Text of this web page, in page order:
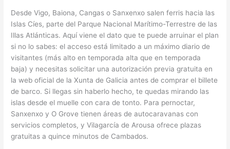
Desde Vigo, Baiona, Cangas o Sanxenxo salen ferris hacia las
Islas Cíes, parte del Parque Nacional Marítimo-Terrestre de las
Illas Atlánticas. Aquí viene el dato que te puede arruinar el plan
si no lo sabes: el acceso está limitado a un máximo diario de
visitantes (más alto en temporada alta que en temporada
baja) y necesitas solicitar una autorización previa gratuita en
la web oficial de la Xunta de Galicia antes de comprar el billete
de barco. Si llegas sin haberlo hecho, te quedas mirando las
islas desde el muelle con cara de tonto. Para pernoctar,
Sanxenxo y O Grove tienen áreas de autocaravanas con
servicios completos, y Vilagarcía de Arousa ofrece plazas
gratuitas a quince minutos de Cambados.